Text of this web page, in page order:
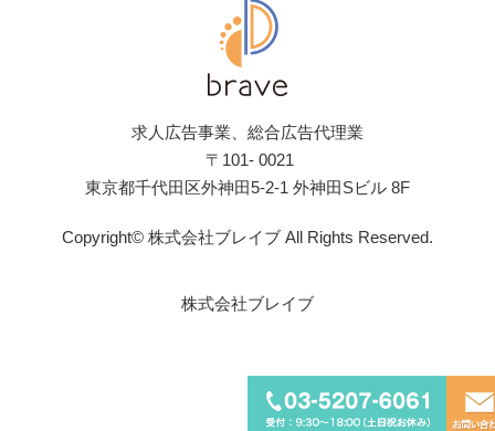
求人広告事業、総合広告代理業
〒101- 0021
東京都千代田区外神田5-2-1 外神田Sビル 8F
Copyright© 株式会社ブレイブ All Rights Reserved.
株式会社ブレイブ